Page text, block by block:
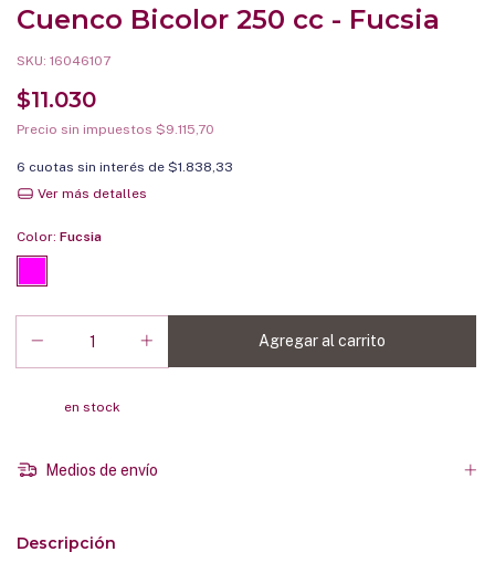
Cuenco Bicolor 250 cc - Fucsia
SKU: 16046107
$11.030
Precio sin impuestos $9.115,70
6 cuotas sin interés de $1.838,33
Ver más detalles
Color: Fucsia
en stock
Medios de envío
Descripción